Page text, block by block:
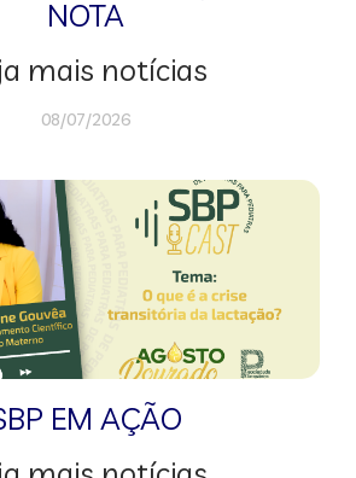
NOTA
mais notícias
08/07/2026
EM AÇÃO